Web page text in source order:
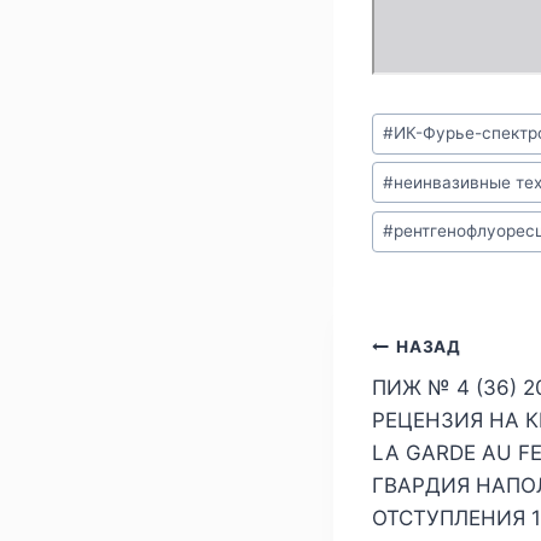
Метки
записи:
#ИК-Фурье-
#неинвазивные
#
Навигация
по
записям
НАЗАД
ПИЖ № 4 (36)
РЕЦЕНЗИЯ НА
LA GARDE AU
ГВАРДИЯ
ОТСТУПЛЕНИЯ